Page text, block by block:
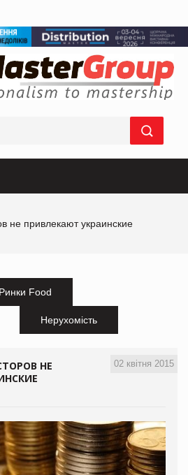
не привлекают украинские
Ринки Food
Нерухомість
02 квітня 2015
НЕ